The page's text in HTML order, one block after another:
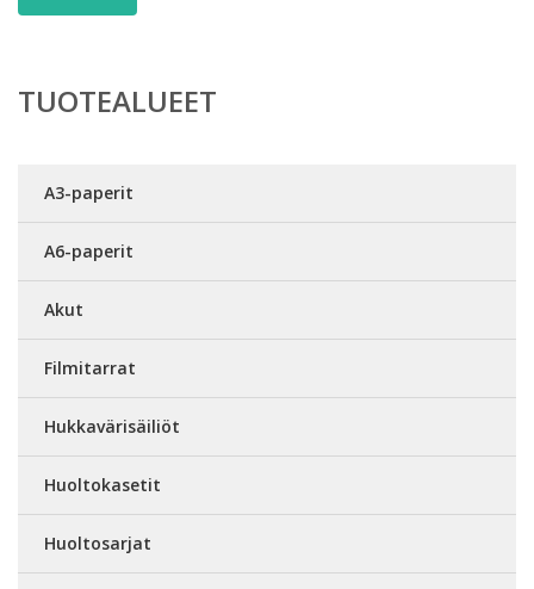
TUOTEALUEET
A3-paperit
A6-paperit
Akut
Filmitarrat
Hukkavärisäiliöt
Huoltokasetit
Huoltosarjat